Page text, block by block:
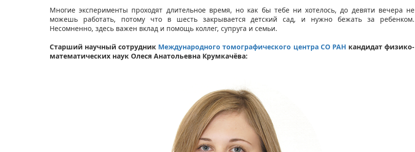
Многие эксперименты проходят длительное время, но как бы тебе ни хотелось, до девяти вечера не
можешь работать, потому что в шесть закрывается детский сад, и нужно бежать за ребенком.
Несомненно, здесь важен вклад и помощь коллег, супруга и семьи.
Старший научный сотрудник Международного томографического центра СО РАН кандидат физико-
математических наук Олеся Анатольевна Крумкачёва: